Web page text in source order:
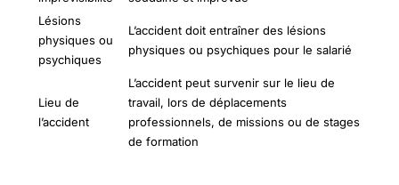
Lésions
physiques ou
psychiques
L’accident doit entraîner des lésions
physiques ou psychiques pour le salarié
Lieu de
l’accident
L’accident peut survenir sur le lieu de
travail, lors de déplacements
professionnels, de missions ou de stages
de formation